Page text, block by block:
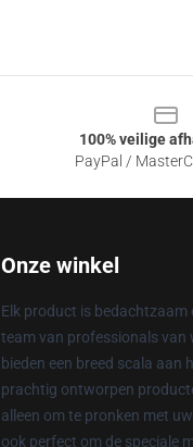
100% veilige
PayPal /
Onze winkel
Elk product is
team van professionals van
bieden een breed scala aan
prachtig ontworpen
alleen om te pronken met
ook perfect om de speciale